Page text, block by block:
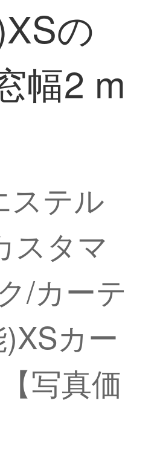
の
幅2 m
ステル
スタマ
/カーテ
カー
写真価